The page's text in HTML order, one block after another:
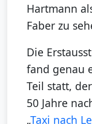
Hartmann
Faber zu
Die
fand genau
Teil statt,
50 Jahre
„Taxi nach